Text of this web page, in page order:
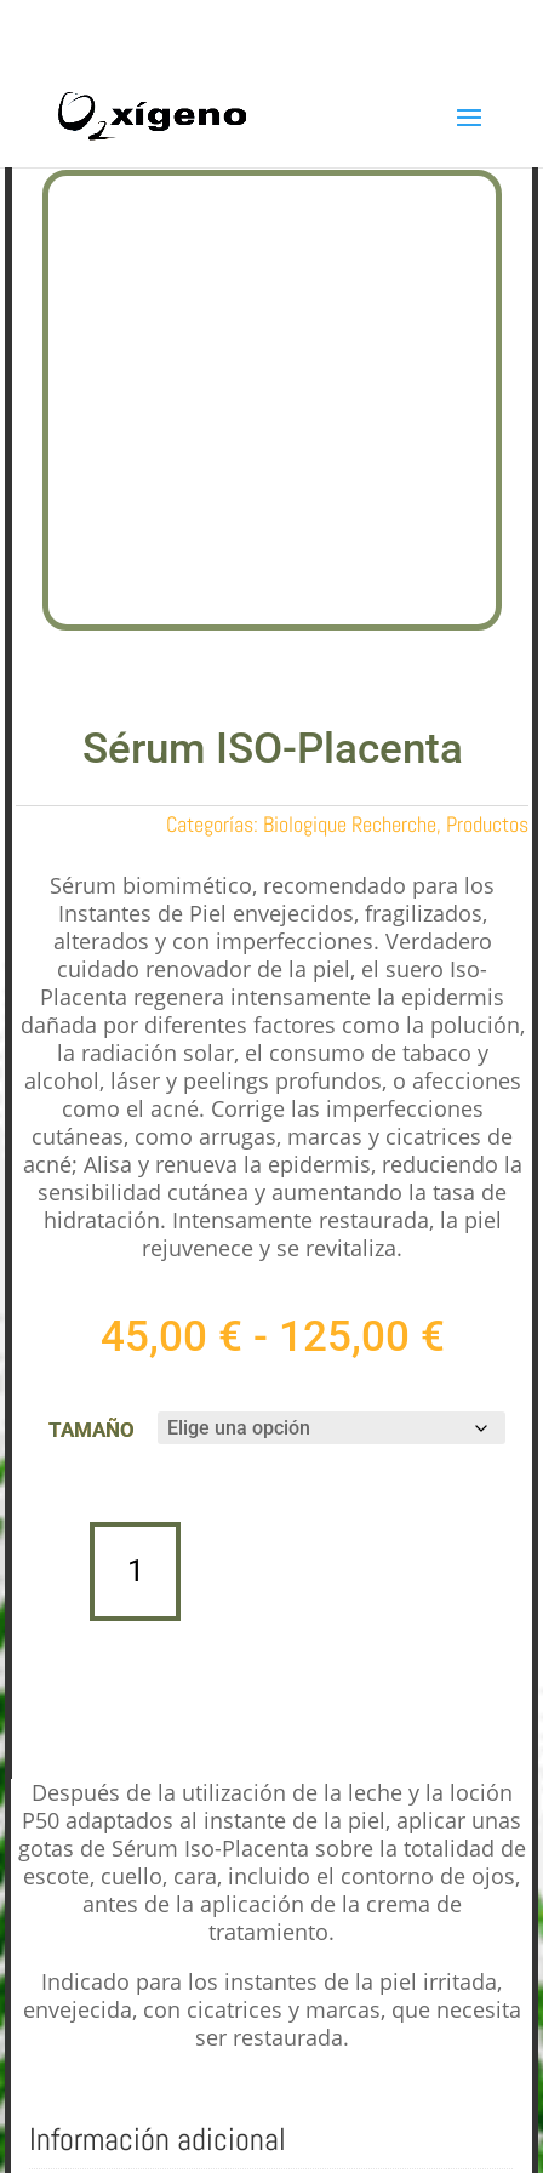
Sérum ISO-Placenta
Categorías: Biologique Recherche, Productos
Sérum biomimético, recomendado para los
Instantes de Piel envejecidos, fragilizados,
alterados y con imperfecciones. Verdadero
cuidado renovador de la piel, el suero Iso-
Placenta regenera intensamente la epidermis
dañada por diferentes factores como la polución,
la radiación solar, el consumo de tabaco y
alcohol, láser y peelings profundos, o afecciones
como el acné. Corrige las imperfecciones
cutáneas, como arrugas, marcas y cicatrices de
acné; Alisa y renueva la epidermis, reduciendo la
sensibilidad cutánea y aumentando la tasa de
hidratación. Intensamente restaurada, la piel
rejuvenece y se revitaliza.
45,00 € - 125,00 €
de
TAMAÑO
SÉRUM
PLACENTA
CANTIDAD
Después de la utilización de la leche y la loción
P50 adaptados al instante de la piel, aplicar unas
gotas de Sérum Iso-Placenta sobre la totalidad de
escote, cuello, cara, incluido el contorno de ojos,
antes de la aplicación de la crema de
tratamiento.
Indicado para los instantes de la piel irritada,
envejecida, con cicatrices y marcas, que necesita
ser restaurada.
Información adicional